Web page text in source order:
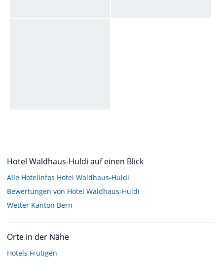
Hotel Waldhaus-Huldi auf einen Blick
Alle Hotelinfos Hotel Waldhaus-Huldi
Bewertungen von Hotel Waldhaus-Huldi
Wetter Kanton Bern
Orte in der Nähe
Hotels Frutigen